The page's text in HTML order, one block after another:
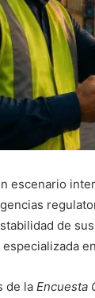
escenario
de
especializada
de la Encuesta